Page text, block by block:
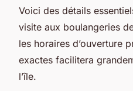
Voici des détails
visite aux boulangeries
les horaires d’ouverture
exactes facilitera
l’île.